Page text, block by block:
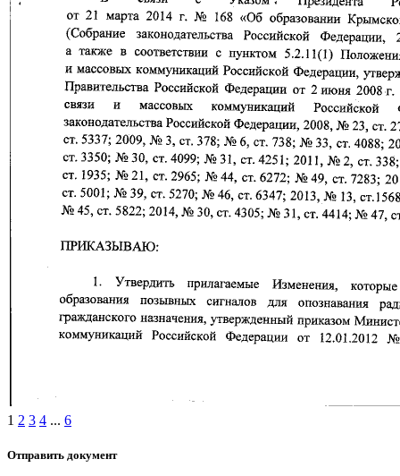
1 2 3 4 ... 6
Отправить документ